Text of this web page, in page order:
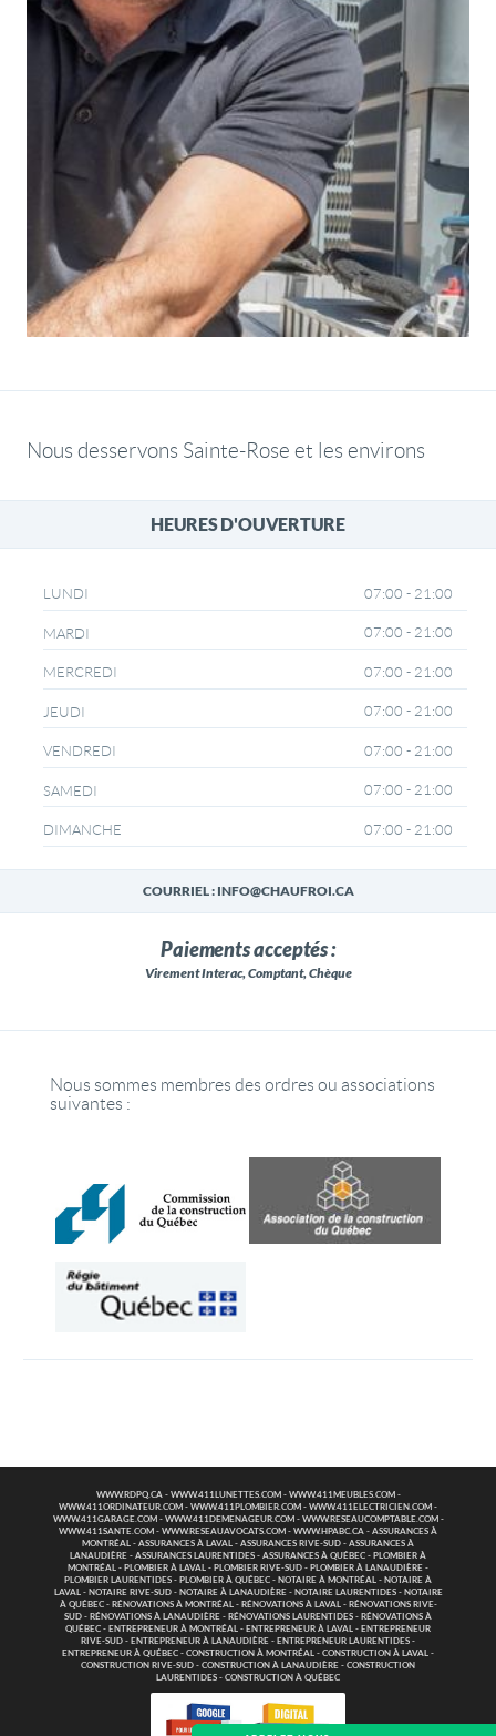
Nous desservons Sainte-Rose et les environs
HEURES D'OUVERTURE
LUNDI 07:00 - 21:00
MARDI 07:00 - 21:00
MERCREDI 07:00 - 21:00
JEUDI 07:00 - 21:00
VENDREDI 07:00 - 21:00
SAMEDI 07:00 - 21:00
DIMANCHE 07:00 - 21:00
COURRIEL : INFO@CHAUFROI.CA
Paiements acceptés :
Virement Interac, Comptant, Chèque
Nous sommes membres des ordres ou associations
suivantes :
WWW.RDPQ.CA- WWW.411LUNETTES.COM - WWW.411MEUBLES.COM -
WWW.411ORDINATEUR.COM - WWW.411PLOMBIER.COM - WWW.411ELECTRICIEN.COM -
WWW.411GARAGE.COM - WWW.411DEMENAGEUR.COM - WWW.RESEAUCOMPTABLE.COM -
WWW.411SANTE.COM - WWW.RESEAUAVOCATS.COM - WWW.HPABC.CA - ASSURANCES À
MONTRÉAL - ASSURANCES À LAVAL - ASSURANCES RIVE-SUD - ASSURANCES À
LANAUDIÈRE - ASSURANCES LAURENTIDES - ASSURANCES À QUÉBEC - PLOMBIER À
MONTRÉAL - PLOMBIER À LAVAL - PLOMBIER RIVE-SUD - PLOMBIER À LANAUDIÈRE -
PLOMBIER LAURENTIDES - PLOMBIER À QUÉBEC - NOTAIRE À MONTRÉAL - NOTAIRE À
LAVAL- NOTAIRE RIVE-SUD- NOTAIRE À LANAUDIÈRE- NOTAIRE LAURENTIDES- NOTAIRE
À QUÉBEC- RÉNOVATIONS À MONTRÉAL- RÉNOVATIONS À LAVAL- RÉNOVATIONS RIVE-
SUD - RÉNOVATIONS À LANAUDIÈRE - RÉNOVATIONS LAURENTIDES - RÉNOVATIONS À
QUÉBEC - ENTREPRENEUR À MONTRÉAL - ENTREPRENEUR À LAVAL - ENTREPRENEUR
RIVE-SUD - ENTREPRENEUR À LANAUDIÈRE - ENTREPRENEUR LAURENTIDES -
ENTREPRENEUR À QUÉBEC - CONSTRUCTION À MONTRÉAL - CONSTRUCTION À LAVAL -
CONSTRUCTION RIVE-SUD - CONSTRUCTION À LANAUDIÈRE - CONSTRUCTION
LAURENTIDES - CONSTRUCTION À QUÉBEC